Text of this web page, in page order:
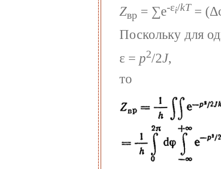
Zвр = ∑e-εi/kT =
Поскольку для
ε = p2/2J,
то